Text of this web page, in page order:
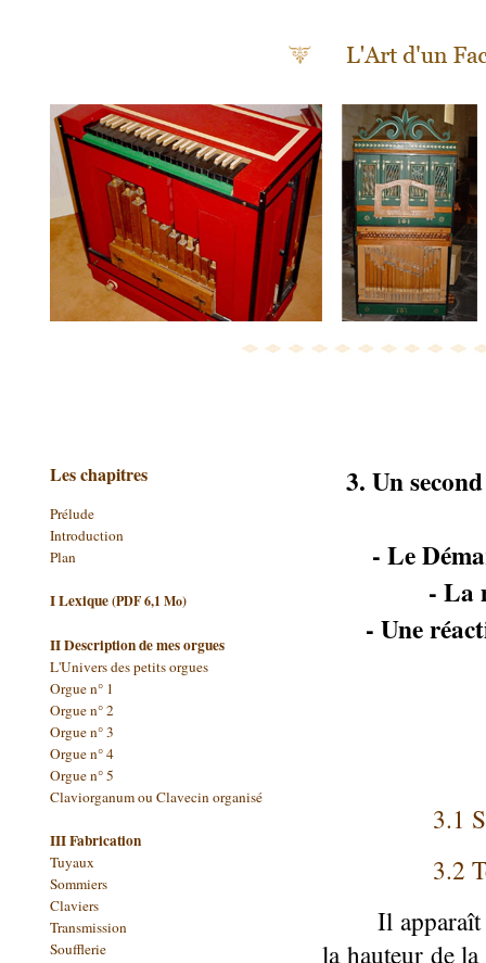
Les chapitres
Prélude
Introduction
Plan
I Lexique(PDF 6,1 Mo)
II Description de mes orgues
L'Univers des petits orgues
Orgue n° 1
Orgue n° 2
Orgue n° 3
Orgue n° 4
Orgue n° 5
Claviorganum ou Clavecin organisé
III Fabrication
Tuyaux
Sommiers
Claviers
Transmission
Soufflerie
3. Un
- Le
- La
- Une
3.1
3.2
Il apparaît
la hauteur de